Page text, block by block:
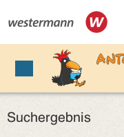
Suchergebnis